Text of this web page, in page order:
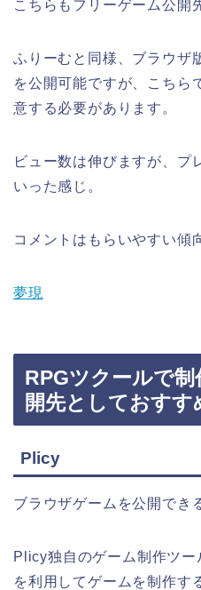
こちらもフリーゲーム公開
ふりーむと同様、ブラウザ
を公開可能ですが、こちら
意する必要があります。
ビュー数は伸びますが、プ
いった感じ。
コメントはもらいやすい傾
夢現
RPGツクールで
開先としておすす
Plicy
ブラウザゲームを公開でき
Plicy独自のゲーム制作ツ
を利用してゲームを制作す